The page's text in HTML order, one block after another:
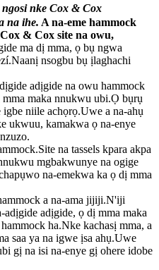
nke Cox & Cox
na ihe. A na-eme hammock
& Cox site na owu,
ma dị mma, ọ bụ ngwa
nsogbu bụ ịlaghachi
adịgide na owu hammock
maka nnukwu ubi.Ọ bụrụ
igbe niile achọrọ.Uwe a na-ahụ
ukwuu, kamakwa ọ na-enye
na tassels kpara akpa
mgbakwunye na ogige
na-emekwa ka ọ dị mma
a na-ama jijiji.N'iji
adịgide, ọ dị mma maka
ha.Nke kachasị mma, a
saa ya na igwe ịsa ahụ.Uwe
gị na isi na-enye gị ohere idobe